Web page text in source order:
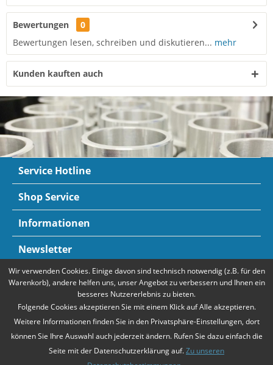
Bewertungen
0
Bewertungen lesen, schreiben und diskutieren... mehr
Kunden kauften auch
Service Hotline
Shop Service
Informationen
Newsletter
Zahlungsarten Mehr Informationen
Wir verwenden Cookies. Einige davon sind technisch notwendig (z.B. für den
Warenkorb), andere helfen uns, unser Angebot zu verbessern und Ihnen ein
besseres Nutzererlebnis zu bieten.
Folgende Cookies akzeptieren Sie mit einem Klick auf Alle akzeptieren.
Weitere Informationen finden Sie in den Privatsphäre-Einstellungen, dort
können Sie Ihre Auswahl auch jederzeit ändern. Rufen Sie dazu einfach die
Seite mit der Datenschutzerklärung auf.Zu unseren